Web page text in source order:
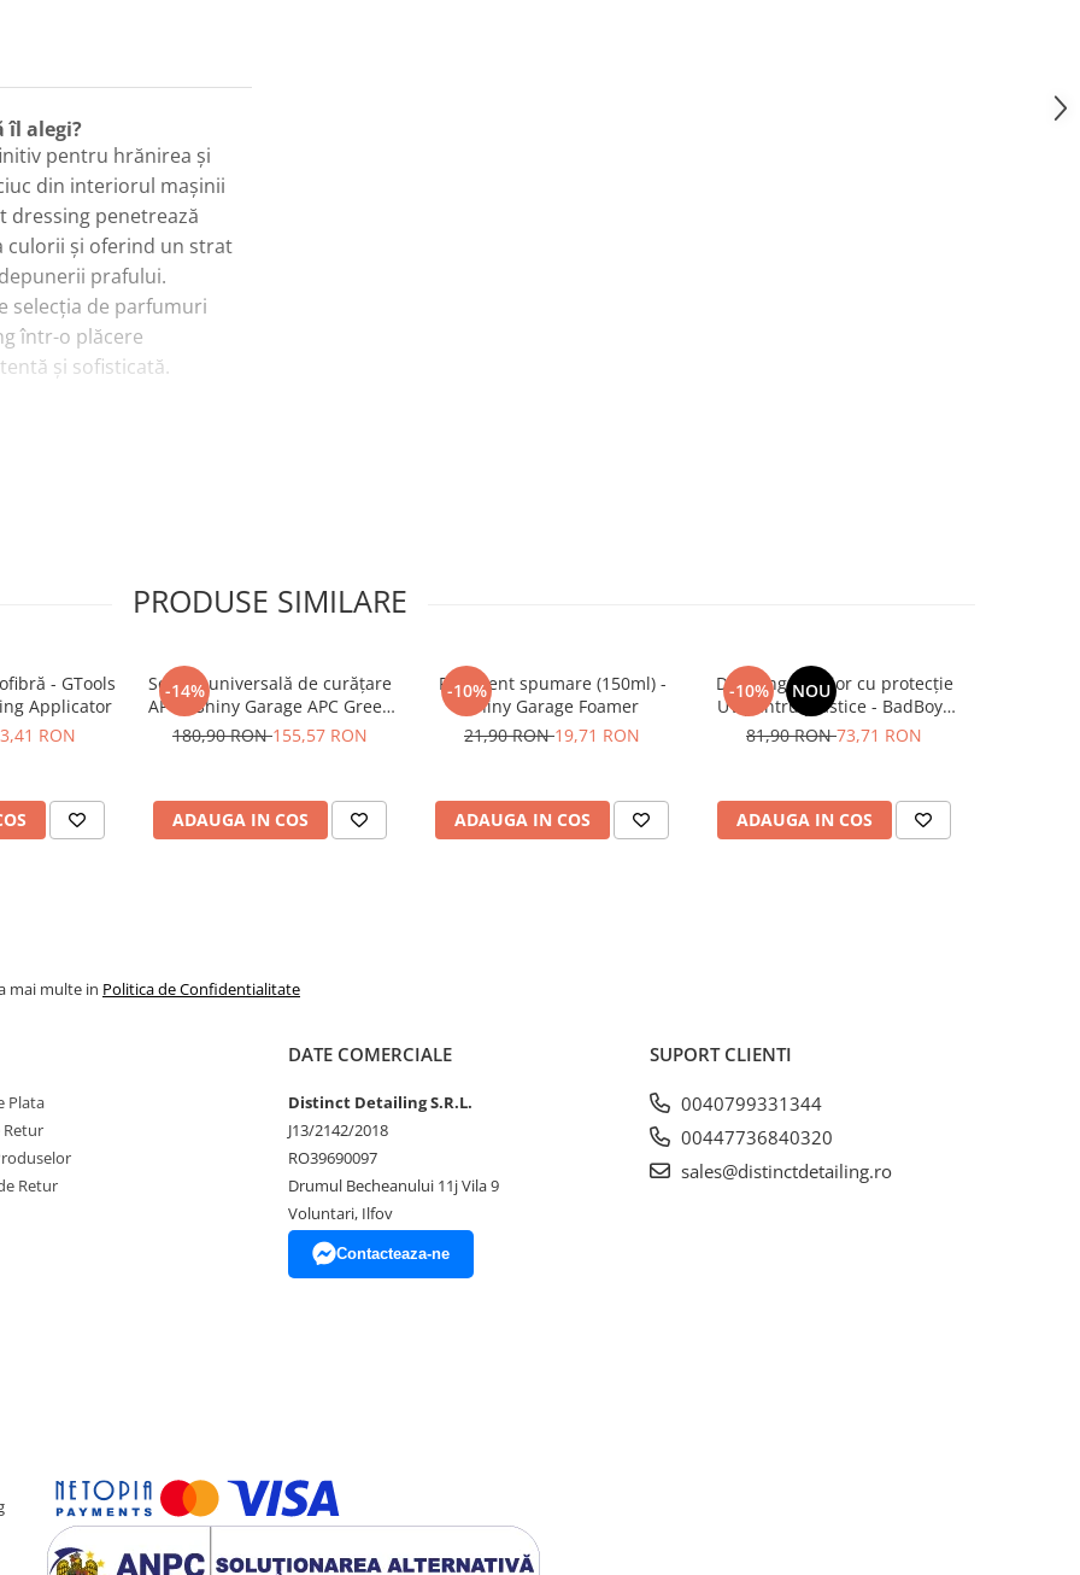
îl alegi?
pentru hrănirea și
din interiorul mașinii
dressing penetrează
și oferind un strat
prafului.
selecția de parfumuri
într-o plăcere
și sofisticată.
din cuptor.
materialelor plastice
elementelor
un aplicator de
cu mișcări circulare
curată după 1-2
satinat.
imediat după aplicare.
lasă produsul să
uita să aplici și pe
PRODUSE SIMILARE
- GTools
Applicator
RON
-14%
Soluție universală de curățare
APC - Shiny Garage APC Green
(5L)
180,90 RON155,57 RON
ADAUGA IN COS
-10%
Recipient spumare (150ml) -
Shiny Garage Foamer
21,90 RON19,71 RON
ADAUGA IN COS
-10% NOU
Dressing interior cu protecție
UV pentru plastice - BadBoys
Interior Dressing Boys (500ml)
81,90 RON73,71 RON
ADAUGA IN COS
mai multe in Politica de Confidentialitate
Plata
Retur
Retur
DATE COMERCIALE
Distinct Detailing S.R.L.
J13/2142/2018
RO39690097
Drumul Becheanului 11j Vila 9
Voluntari, Ilfov
Contacteaza-ne
SUPORT CLIENTI
0040799331344
00447736840320
sales@distinctdetailing.ro